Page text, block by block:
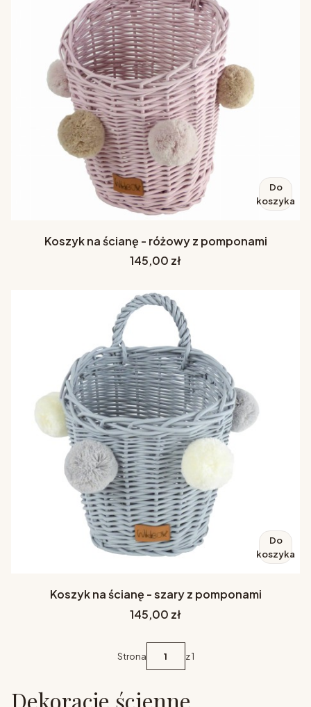
Do
koszyka
Koszyk na ścianę - różowy z pomponami
Cena
145,00 zł
Do
koszyka
Koszyk na ścianę - szary z pomponami
Cena
145,00 zł
Strona z 1
Dekoracje ścienne